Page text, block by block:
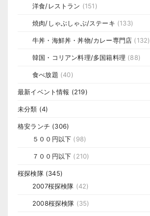
洋食/レストラン (151)
焼肉/しゃぶしゃぶ/ステーキ (133)
牛丼・海鮮丼・丼物/カレー専門店 (132)
韓国・コリアン料理/多国籍料理 (88)
食べ放題 (40)
最新イベント情報 (219)
未分類 (4)
格安ランチ (306)
５００円以下 (98)
７００円以下 (210)
桜探検隊(345)
2007桜探検隊 (42)
2008桜探検隊 (35)